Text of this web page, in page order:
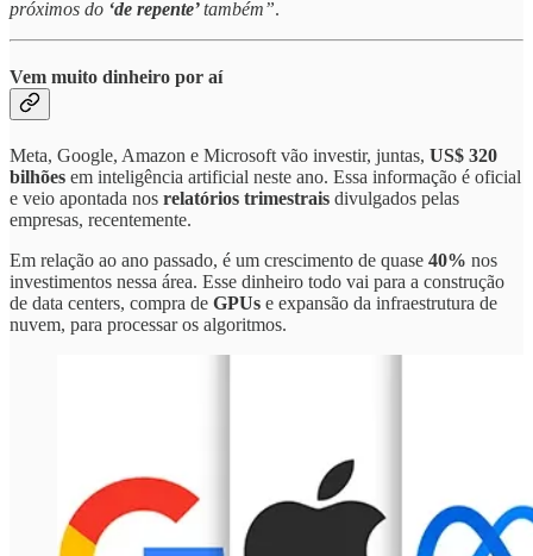
próximos do ‘de repente’também”.
Vem muito dinheiro por aí
Meta, Google, Amazon e Microsoft vão investir, juntas, US$ 320
bilhões em inteligência artificial neste ano. Essa informação é oficial
e veio apontada nos relatórios trimestrais divulgados pelas
empresas, recentemente.
Em relação ao ano passado, é um crescimento de quase 40% nos
investimentos nessa área. Esse dinheiro todo vai para a construção
de data centers, compra de GPUs e expansão da infraestrutura de
nuvem, para processar os algoritmos.